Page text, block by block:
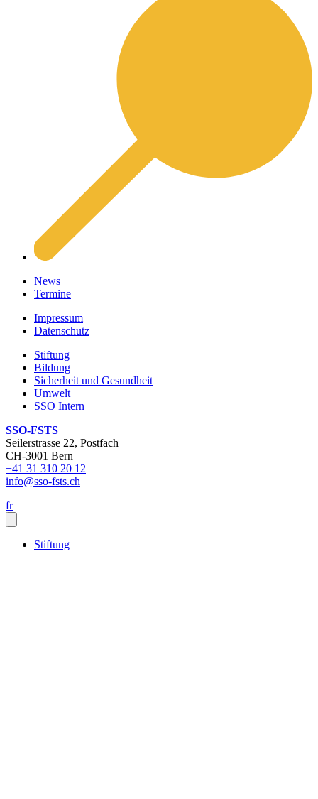
News
Termine
Impressum
Datenschutz
Stiftung
Bildung
Sicherheit und Gesundheit
Umwelt
SSO Intern
SSO-FSTS
Seilerstrasse 22, Postfach
CH-3001 Bern
+41 31 310 20 12
info@sso-fsts.ch
fr
Stiftung